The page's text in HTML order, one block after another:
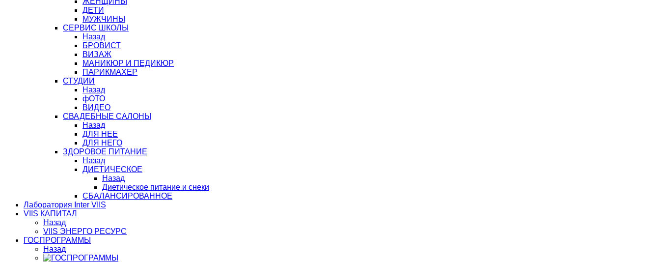
ДЕТИ
МУЖЧИНЫ
СЕРВИС ШКОЛЫ
Назад
БРОВИСТ
ВИЗАЖ
МАНИКЮР И ПЕДИКЮР
ПАРИКМАХЕР
СТУДИИ
Назад
фОТО
ВИДЕО
СВАДЕБНЫЕ САЛОНЫ
Назад
ДЛЯ НЕЕ
ДЛЯ НЕГО
ЗДОРОВОЕ ПИТАНИЕ
Назад
ДИЕТИЧЕСКОЕ
Назад
Диетическое питание и снеки
СБАЛАНСИРОВАННОЕ
Лаборатория Inter VIIS
VIIS КАПИТАЛ
Назад
VIIS ЭНЕРГО РЕСУРС
ГОСПРОГРАММЫ
Назад